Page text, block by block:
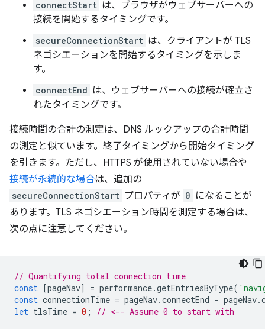
connectStart は、ブラウザがウェブサーバーへの
接続を開始するタイミングです。
secureConnectionStart は、クライアントが TLS
ネゴシエーションを開始するタイミングを示しま
す。
connectEnd は、ウェブサーバーへの接続が確立さ
れたタイミングです。
接続時間の合計の測定は、DNS ルックアップの合計時間
の測定と似ています。終了タイミングから開始タイミング
を引きます。ただし、HTTPS が使用されていない場合や
接続が永続的な場合は、追加の
secureConnectionStart プロパティが 0 になることが
あります。TLS ネゴシエーション時間を測定する場合は、
次の点に注意してください。
// Quantifying total connection time
const
[pageNav] = performance.getEntriesByType(
const connectionTime = pageNav.connectEnd - pageNav.
let tlsTime = 0 ; // <-- Assume 0 to start with